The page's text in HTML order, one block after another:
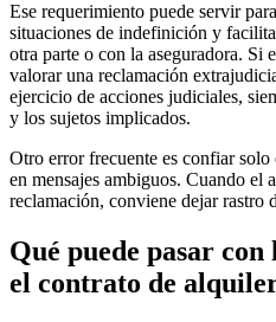
Ese requerimiento puede servir
situaciones de indefinición y
otra parte o con la aseguradora. Si
valorar una reclamación
ejercicio de acciones judiciales,
y los sujetos implicados.
Otro error frecuente es confiar
en mensajes ambiguos. Cuando el
reclamación, conviene dejar rastro
Qué puede pasar
el contrato de